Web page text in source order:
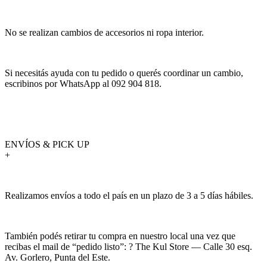
No se realizan cambios de accesorios ni ropa interior.
Si necesitás ayuda con tu pedido o querés coordinar un cambio,
escribinos por WhatsApp al 092 904 818.
ENVÍOS & PICK UP
+
Realizamos envíos a todo el país en un plazo de 3 a 5 días hábiles.
También podés retirar tu compra en nuestro local una vez que
recibas el mail de “pedido listo”: ? The Kul Store — Calle 30 esq.
Av. Gorlero, Punta del Este.